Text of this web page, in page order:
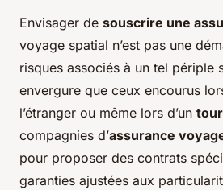
Envisager de souscrire une
voyage spatial n’est pas une
risques associés à un tel périple
envergure que ceux encourus
l’étranger ou même lors d’un
compagnies d’assurance
pour proposer des contrats
garanties ajustées aux